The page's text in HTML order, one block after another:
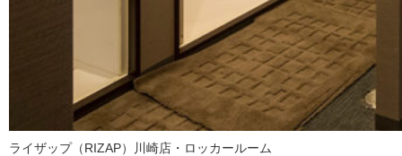
ライザップ（RIZAP）川崎店・ロッカールーム